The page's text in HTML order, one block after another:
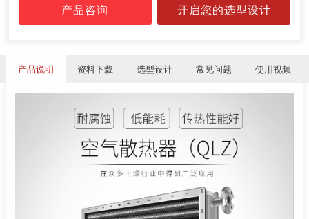
产品咨询 开启您的选型设计
产品说明 资料下载 选型设计 常见问题 使用视频